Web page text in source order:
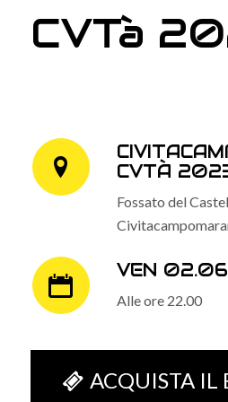
CVTà
CVTÀ
Fossato del
VEN
Alle ore 22.00
ACQUISTA IL